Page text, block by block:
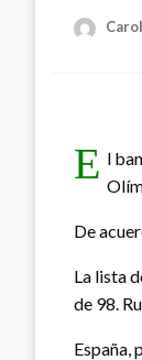
E l
De
La lista
de 98.
España,